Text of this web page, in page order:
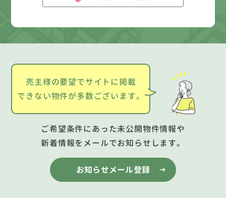
売主様の要望でサイトに掲載
できない物件が多数ございます。
ご希望条件にあった未公開物件情報や
新着情報をメールでお知らせします。
お知らせメール登録